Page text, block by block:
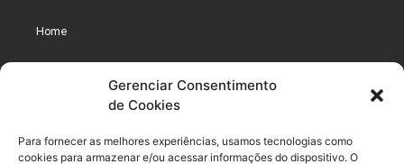
Gerenciar Consentimento
de Cookies
Para fornecer as melhores experiências, usamos tecnologias como
cookies para armazenar e/ou acessar informações do dispositivo. O
Home
Podcast